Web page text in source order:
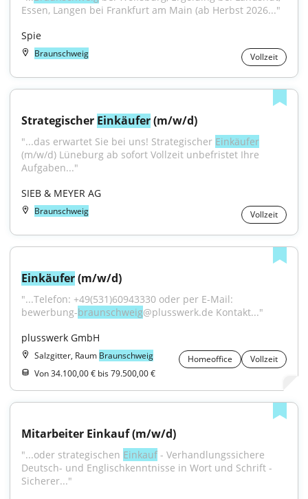
Essen, Langen bei Frankfurt am Main (ab Herbst 2026..."
Spie
Braunschweig Vollzeit
Strategischer Einkäufer (m/w/d)
"...das erwartet Sie bei uns! Strategischer Einkäufer
(m/w/d) Lüneburg ab sofort Vollzeit unbefristet Ihre
Aufgaben..."
SIEB & MEYER AG
Braunschweig Vollzeit
Einkäufer (m/w/d)
"...Telefon: +49(531)60943330 oder per E-Mail:
bewerbung-braunschweig@plusswerk.de Kontakt..."
plusswerk GmbH
Salzgitter, Raum Braunschweig Homeoffice
Vollzeit
Von 34.100,00 € bis 79.500,00 €
Mitarbeiter Einkauf (m/w/d)
"...oder strategischen Einkauf - Verhandlungssichere
Deutsch- und Englischkenntnisse in Wort und Schrift -
Sicherer..."